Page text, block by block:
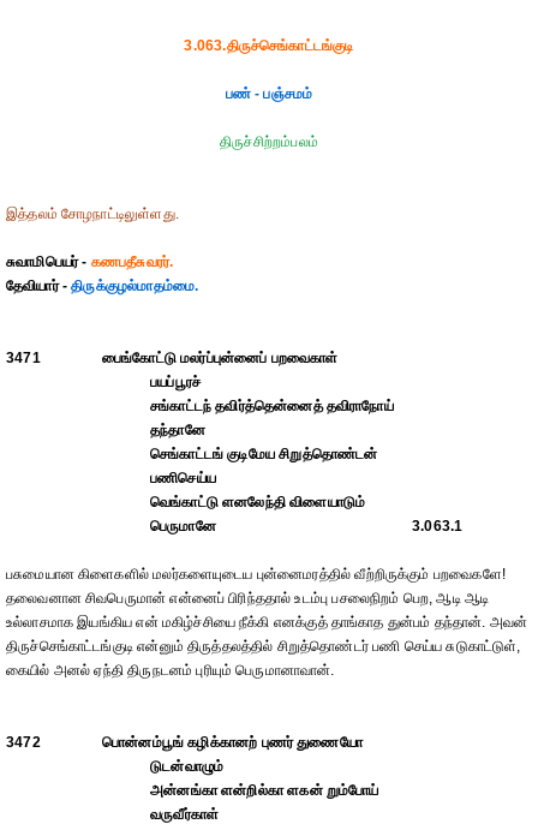
3.063.திருச்செங்காட்டங்குடி
பண் - பஞ்சமம்
திருச்சிற்றம்பலம்
இத்தலம் சோழநாட்டிலுள்ளது.
சுவாமிபெயர் - கணபதீசுவரர்.
தேவியார் -திருக்குழல்மாதம்மை.
3471
பைங்கோட்டு மலர்ப்புன்னைப் பறவைகாள்
பயப்பூரச்
சங்காட்டந் தவிர்த்தென்னைத் தவிராநோய்
தந்தானே
செங்காட்டங் குடிமேய சிறுத்தொண்டன்
பணிசெய்ய
வெங்காட்டு ளனலேந்தி விளையாடும்
பெருமானே
3.063.1
பசுமையான கிளைகளில் மலர்களையுடைய புன்னைமரத்தில் வீற்றிருக்கும் பறவைகளே!
தலைவனான சிவபெருமான் என்னைப் பிரிந்ததால் உடம்பு பசலைநிறம் பெற, ஆடி ஆடி
உல்லாசமாக இயங்கிய என் மகிழ்ச்சியை நீக்கி எனக்குத் தாங்காத துன்பம் தந்தான். அவன்
திருச்செங்காட்டங்குடி என்னும் திருத்தலத்தில் சிறுத்தொண்டர் பணி செய்ய சுடுகாட்டுள்,
கையில் அனல் ஏந்தி திருநடனம் புரியும் பெருமானாவான்.
3472
பொன்னம்பூங் கழிக்கானற் புணர் துணையோ
டுடன்வாழும்
அன்னங்கா ளன்றில்கா ளகன் றும்போய்
வருவீர்காள்